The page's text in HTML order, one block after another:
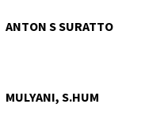
ANTON S SURATTO
MULYANI, S.HUM